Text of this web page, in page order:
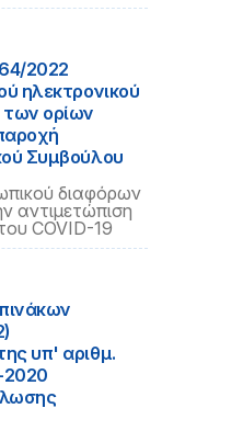
2022
ηλεκτρονικού
ορίων
Συμβούλου
διαφόρων
αντιμετώπιση
COVID-19
υπ' αριθμ.